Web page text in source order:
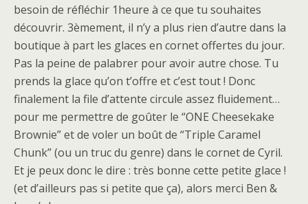
besoin de réfléchir 1heure à ce que tu souhaites
découvrir. 3èmement, il n’y a plus rien d’autre dans la
boutique à part les glaces en cornet offertes du jour.
Pas la peine de palabrer pour avoir autre chose. Tu
prends la glace qu’on t’offre et c’est tout ! Donc
finalement la file d’attente circule assez fluidement…
pour me permettre de goûter le “ONE Cheesekake
Brownie” et de voler un boût de “Triple Caramel
Chunk” (ou un truc du genre) dans le cornet de Cyril.
Et je peux donc le dire : très bonne cette petite glace !
(et d’ailleurs pas si petite que ça), alors merci Ben &